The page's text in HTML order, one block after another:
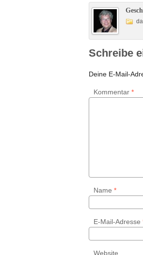
Schreibe
Deine E-Mail-
Kommentar *
Name *
E-Mail-Adresse
Website